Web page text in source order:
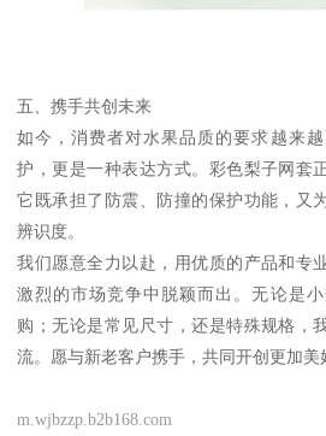
五、携手共创未来
如今，消费者对水果品质的要求越来
护，更是一种表达方式。彩色梨子网套
它既承担了防震、防撞的保护功能，又
辨识度。
我们愿意全力以赴，用优质的产品和专
激烈的市场竞争中脱颖而出。无论是
购；无论是常见尺寸，还是特殊规格，
流。愿与新老客户携手，共同开创更加美
m.wjbzzp.b2b168.com